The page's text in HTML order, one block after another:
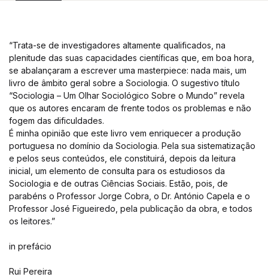
“Trata-se de investigadores altamente qualificados, na
plenitude das suas capacidades científicas que, em boa hora,
se abalançaram a escrever uma masterpiece: nada mais, um
livro de âmbito geral sobre a Sociologia. O sugestivo título
“Sociologia – Um Olhar Sociológico Sobre o Mundo” revela
que os autores encaram de frente todos os problemas e não
fogem das dificuldades.
É minha opinião que este livro vem enriquecer a produção
portuguesa no domínio da Sociologia. Pela sua sistematização
e pelos seus conteúdos, ele constituirá, depois da leitura
inicial, um elemento de consulta para os estudiosos da
Sociologia e de outras Ciências Sociais. Estão, pois, de
parabéns o Professor Jorge Cobra, o Dr. António Capela e o
Professor José Figueiredo, pela publicação da obra, e todos
os leitores.”
in prefácio
Rui Pereira